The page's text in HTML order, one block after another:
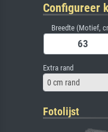
Configureer
Breedte (Motief,
Extra rand
0 cm rand
Fotolijst